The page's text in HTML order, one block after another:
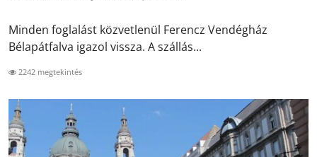
Minden foglalást közvetlenül Ferencz Vendégház
Bélapátfalva igazol vissza. A szállás...
2242 megtekintés